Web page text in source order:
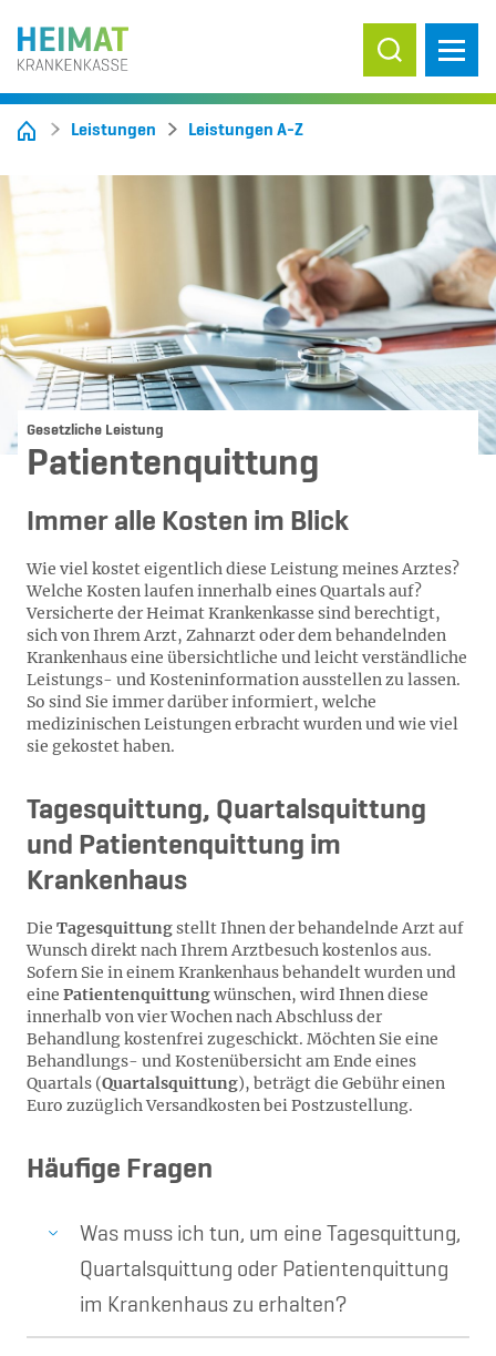
Suche ein-/
Leistungen Leistungen A-Z
Gesetzliche Leistung
Patientenquittung
Immer alle Kosten im Blick
Wie viel kostet eigentlich diese Leistung meines Arztes?
Welche Kosten laufen innerhalb eines Quartals auf?
Versicherte der Heimat Krankenkasse sind berechtigt,
sich von Ihrem Arzt, Zahnarzt oder dem behandelnden
Krankenhaus eine übersichtliche und leicht verständliche
Leistungs- und Kosteninformation ausstellen zu lassen.
So sind Sie immer darüber informiert, welche
medizinischen Leistungen erbracht wurden und wie viel
sie gekostet haben.
Tagesquittung, Quartalsquittung
und Patientenquittung im
Krankenhaus
Die Tagesquittungstellt Ihnen der behandelnde Arzt auf
Wunsch direkt nach Ihrem Arztbesuch kostenlos aus.
Sofern Sie in einem Krankenhaus behandelt wurden und
eine Patientenquittungwünschen, wird Ihnen diese
innerhalb von vier Wochen nach Abschluss der
Behandlung kostenfrei zugeschickt. Möchten Sie eine
Behandlungs- und Kostenübersicht am Ende eines
Quartals (Quartalsquittung), beträgt die Gebühr einen
Euro zuzüglich Versandkosten bei Postzustellung.
Häufige Fragen
Was muss ich tun, um eine Tagesquittung,
Quartalsquittung oder Patientenquittung
im Krankenhaus zu erhalten?